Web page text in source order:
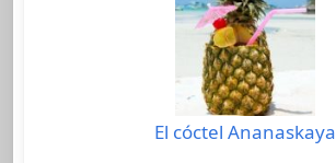
El cóctel Ananaskaya